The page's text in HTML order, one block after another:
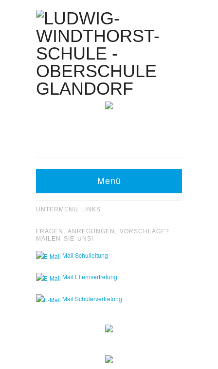
Fax: 05426 9480-20
Menü
UNTERMENU LINKS
FRAGEN, ANREGUNGEN, VORSCHLÄGE?
MAILEN SIE UNS!
Mail Schulleitung
Mail Elternvertretung
Mail Schülervertretung